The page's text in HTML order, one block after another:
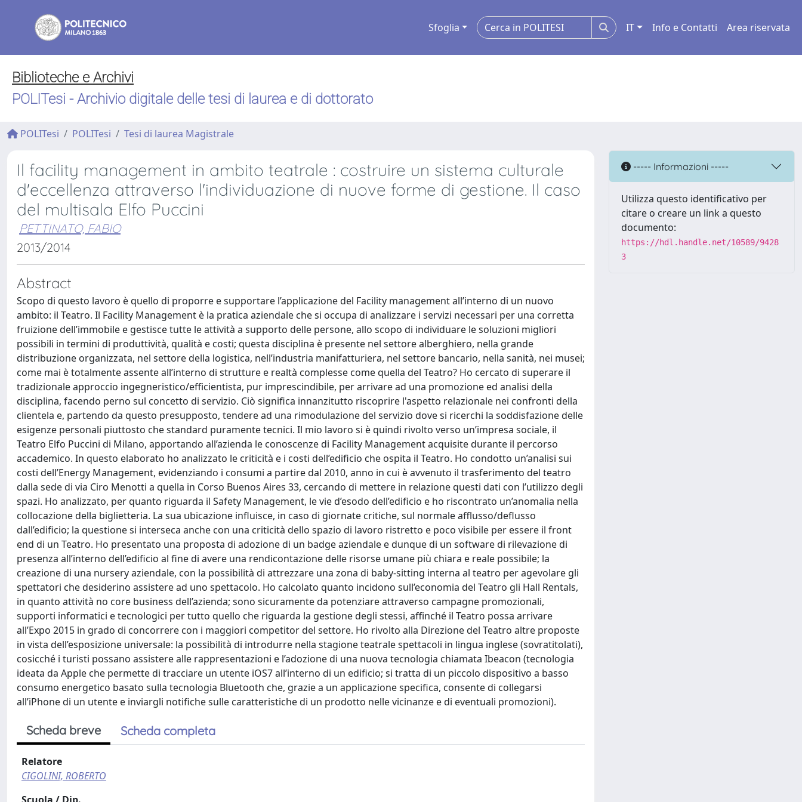
Sfoglia IT Info e Contatti Area riservata
Biblioteche e Archivi
POLITesi - Archivio digitale delle tesi di laurea e di dottorato
POLITesi POLITesi Tesi di laurea Magistrale
Il facility management in ambito teatrale : costruire un sistema culturale
d'eccellenza attraverso l'individuazione di nuove forme di gestione. Il caso
del multisala Elfo Puccini
PETTINATO, FABIO
2013/2014
Abstract
Scopo di questo lavoro è quello di proporre e supportare l’applicazione del Facility management all’interno di un nuovo
ambito: il Teatro. Il Facility Management è la pratica aziendale che si occupa di analizzare i servizi necessari per una corretta
fruizione dell’immobile e gestisce tutte le attività a supporto delle persone, allo scopo di individuare le soluzioni migliori
possibili in termini di produttività, qualità e costi; questa disciplina è presente nel settore alberghiero, nella grande
distribuzione organizzata, nel settore della logistica, nell’industria manifatturiera, nel settore bancario, nella sanità, nei musei;
come mai è totalmente assente all’interno di strutture e realtà complesse come quella del Teatro? Ho cercato di superare il
tradizionale approccio ingegneristico/efficientista, pur imprescindibile, per arrivare ad una promozione ed analisi della
disciplina, facendo perno sul concetto di servizio. Ciò significa innanzitutto riscoprire l'aspetto relazionale nei confronti della
clientela e, partendo da questo presupposto, tendere ad una rimodulazione del servizio dove si ricerchi la soddisfazione delle
esigenze personali piuttosto che standard puramente tecnici. Il mio lavoro si è quindi rivolto verso un’impresa sociale, il
Teatro Elfo Puccini di Milano, apportando all’azienda le conoscenze di Facility Management acquisite durante il percorso
accademico. In questo elaborato ho analizzato le criticità e i costi dell’edificio che ospita il Teatro. Ho condotto un’analisi sui
costi dell’Energy Management, evidenziando i consumi a partire dal 2010, anno in cui è avvenuto il trasferimento del teatro
dalla sede di via Ciro Menotti a quella in Corso Buenos Aires 33, cercando di mettere in relazione questi dati con l’utilizzo degli
spazi. Ho analizzato, per quanto riguarda il Safety Management, le vie d’esodo dell’edificio e ho riscontrato un’anomalia nella
collocazione della biglietteria. La sua ubicazione influisce, in caso di giornate critiche, sul normale afflusso/deflusso
dall’edificio; la questione si interseca anche con una criticità dello spazio di lavoro ristretto e poco visibile per essere il front
end di un Teatro. Ho presentato una proposta di adozione di un badge aziendale e dunque di un software di rilevazione di
presenza all’interno dell’edificio al fine di avere una rendicontazione delle risorse umane più chiara e reale possibile; la
creazione di una nursery aziendale, con la possibilità di attrezzare una zona di baby-sitting interna al teatro per agevolare gli
spettatori che desiderino assistere ad uno spettacolo. Ho calcolato quanto incidono sull’economia del Teatro gli Hall Rentals,
in quanto attività no core business dell’azienda; sono sicuramente da potenziare attraverso campagne promozionali,
supporti informatici e tecnologici per tutto quello che riguarda la gestione degli stessi, affinché il Teatro possa arrivare
all’Expo 2015 in grado di concorrere con i maggiori competitor del settore. Ho rivolto alla Direzione del Teatro altre proposte
in vista dell’esposizione universale: la possibilità di introdurre nella stagione teatrale spettacoli in lingua inglese (sovratitolati),
cosicché i turisti possano assistere alle rappresentazioni e l’adozione di una nuova tecnologia chiamata Ibeacon (tecnologia
ideata da Apple che permette di tracciare un utente iOS7 all’interno di un edificio; si tratta di un piccolo dispositivo a basso
consumo energetico basato sulla tecnologia Bluetooth che, grazie a un applicazione specifica, consente di collegarsi
all’iPhone di un utente e inviargli notifiche sulle caratteristiche di un prodotto nelle vicinanze e di eventuali promozioni).
Scheda breve Scheda completa
Relatore
CIGOLINI, ROBERTO
----- Informazioni -----
Utilizza questo identificativo per
citare o creare un link a questo
documento:
https://hdl.handle.net/10589/9428
3